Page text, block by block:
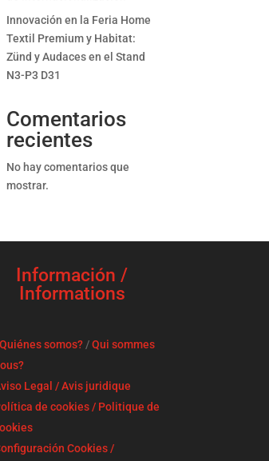
Innovación en la Feria Home
Textil Premium y Habitat:
Zünd y Audaces en el Stand
N3-P3 D31
Comentarios
recientes
No hay comentarios que
mostrar.
Información /
Informations
somos?/Qui sommes
Legal / Avis juridique
de cookies / Politique de
Cookies /